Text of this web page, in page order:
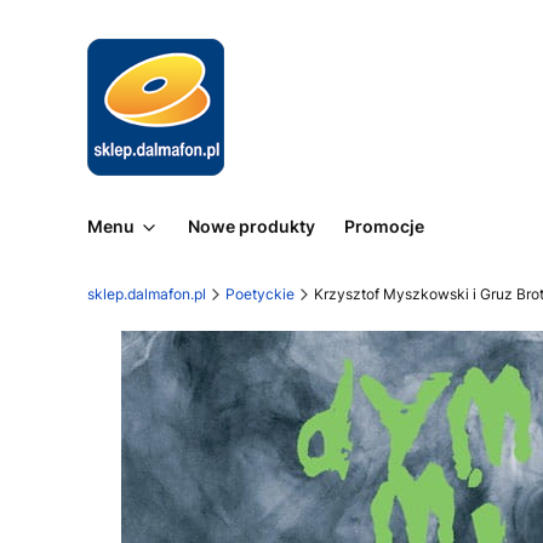
Menu Nowe produkty Promocje
sklep.dalmafon.pl Poetyckie Krzysztof Myszkowski i Gruz